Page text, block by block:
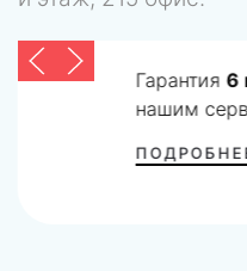
Гарантия 6
нашим